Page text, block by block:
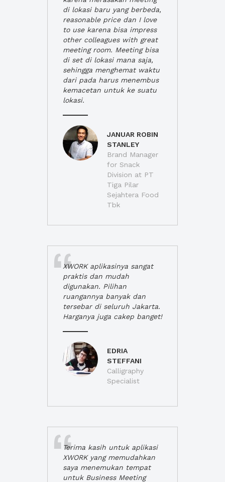
di lokasi baru yang berbeda,
reasonable price dan I love
to use karena bisa impress
other colleagues with great
meeting room. Meeting bisa
di set di lokasi mana saja,
sehingga menghemat waktu
dari pada harus menembus
kemacetan untuk ke suatu
lokasi.
JANUAR ROBIN
STANLEY
Brand Manager
for Snack
Division at PT
Tiga Pilar
Sejahtera Food
Tbk
XWORK aplikasinya sangat
praktis dan mudah
digunakan. Pilihan
ruangannya banyak dan
tersebar di seluruh Jakarta.
Harganya juga cakep banget!
EDRIA
STEFFANI
Calligraphy
Specialist
Terima kasih untuk aplikasi
XWORK yang memudahkan
saya menemukan tempat
untuk Business Meeting